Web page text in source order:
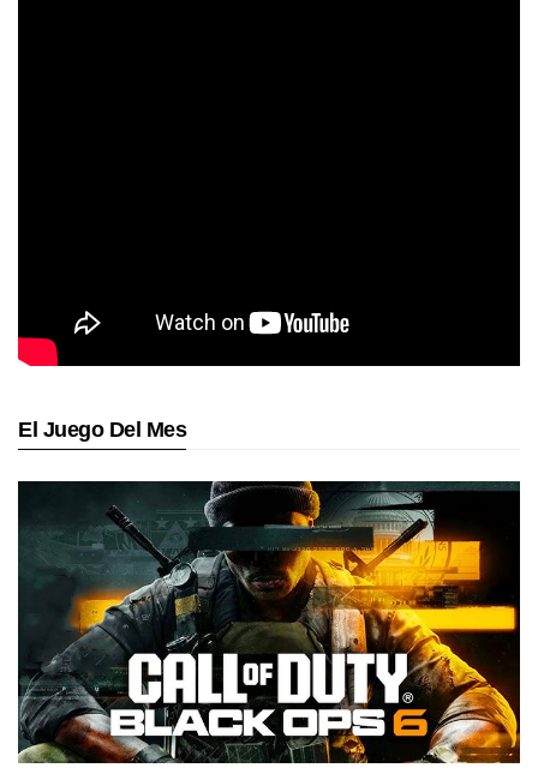
El Juego Del Mes